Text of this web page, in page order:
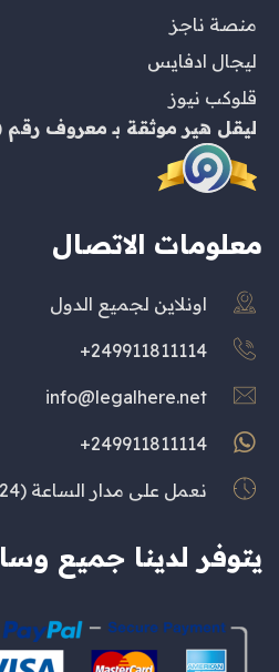
منصة ناجز
ليجال ادفايس
قلوكب نيوز
ليقل هير موثقة بـ معروف رقم
معلومات الاتصال
اونلاين لجميع الدول
249911811114+
info@legalhere.net
249911811114+
نعمل على مدار الساعة (24\7)
يتوفر لدينا جميع